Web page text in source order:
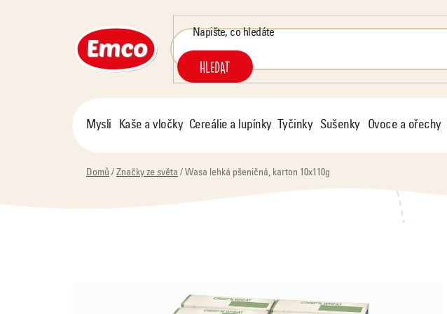
HLEDAT
Mysli Kaše a vločky Cereálie a lupínky Tyčinky Sušenky Ovoce a ořechy
Domů / Značky ze světa / Wasa lehká pšeničná, karton 10x110g